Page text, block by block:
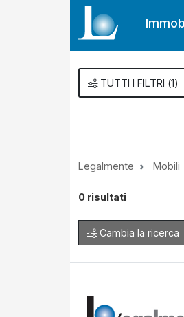
TUTTI I FILTRI (1)
Legalmente Mobili
0 risultati
Cambia la ricerca